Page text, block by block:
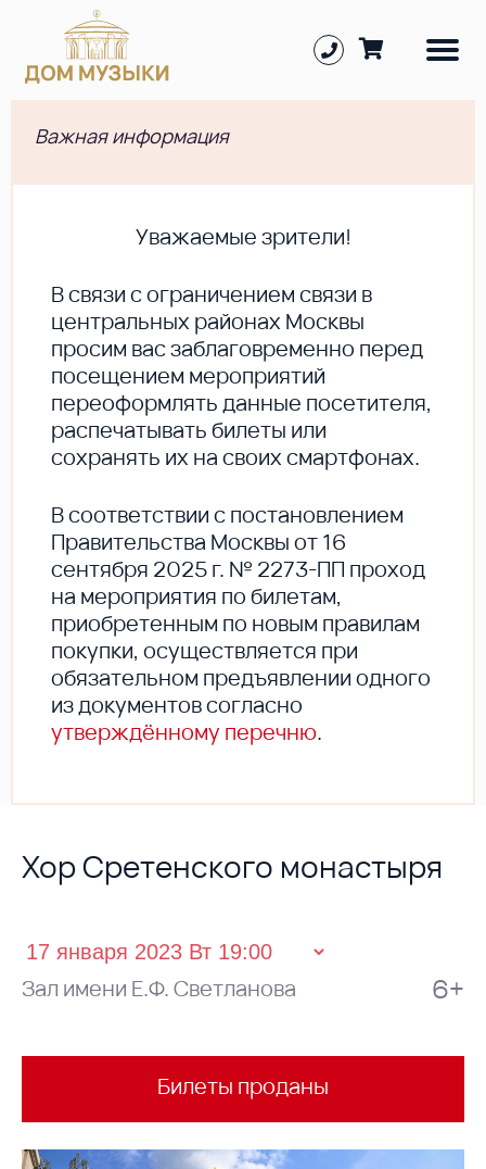
Важная информация
Уважаемые зрители!
В cвязи с ограничением связи в
центральных районах Москвы
просим вас заблаговременно перед
посещением мероприятий
переоформлять данные посетителя,
распечатывать билеты или
сохранять их на своих смартфонах.
В соответствии с постановлением
Правительства Москвы от 16
сентября 2025 г. № 2273-ПП проход
на мероприятия по билетам,
приобретенным по новым правилам
покупки, осуществляется при
обязательном предъявлении одного
из документов согласно
утверждённому перечню.
Хор Сретенского монастыря
Зал имени Е.Ф. Светланова 6+
Билеты проданы